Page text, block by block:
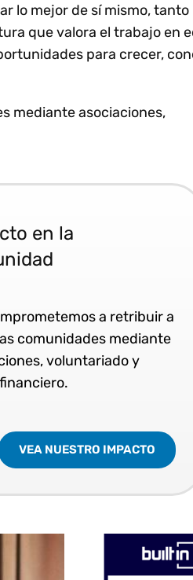
lo mejor de sí mismo, tanto
que valora el trabajo en
para crecer,
mediante asociaciones,
en la
a retribuir a
comunidades mediante
voluntariado y
VEA NUESTRO IMPACTO